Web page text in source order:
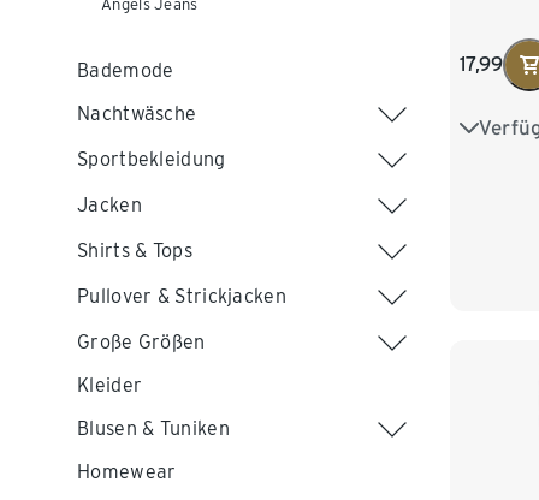
Angels Jeans
Bademode
Nachtwäsche
Sportbekleidung
Jacken
Shirts & Tops
Pullover & Strickjacken
Große Größen
Kleider
Blusen & Tuniken
Homewear
17,99
S 36/38